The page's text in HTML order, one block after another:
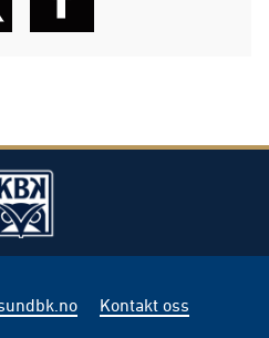
Kontakt oss